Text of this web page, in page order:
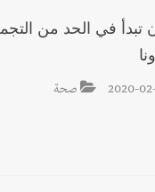
تبدأ في الحد من
2020- صحة